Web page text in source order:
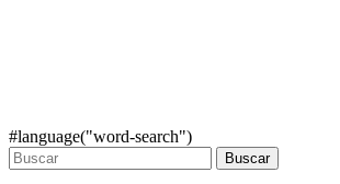
#language("word-search")
Buscar